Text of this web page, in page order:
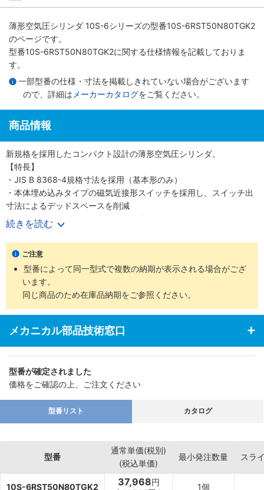
薄形空気圧シリンダ 10S-6シリーズの型番10S-6RST50N80TGK2
のページです。
型番10S-6RST50N80TGK2に関する仕様情報を記載しておりま
す。
一部型番の仕様・寸法を掲載しきれていない場合がございます
ので、詳細は メーカーカタログをご覧ください。
商品情報
新規格を採用したコンパクト設計の薄形空気圧シリンダ。
【特長】
・JIS B 8368-4規格寸法を採用（基本形のみ）
・本体埋め込みタイプの磁気近接形スイッチを採用し、スイッチ出
寸法によるデッドスペースを削減
・保守メンテナンスに便利な分解可能形
・ロッド先端部仕様は、めねじ、おねじの2タイプを用意
・支持金具の種類、ロッド先端部の付属品など豊富に揃え幅広い用
途に対応
続きを読む
ご注意
型番によって同一型式で複数の納期が表示される場合がござ
います。
同じ商品のため在庫品納期をご参照ください。
メカニカル部品技術窓口
型番が確定されました
価格をご確認の上、ご注文ください
型番リスト カタログ
型番
通常単価(税別)
(税込単価)
最小発注数量 スラ
10S-6RST50N80TGK2 37,968円
1個